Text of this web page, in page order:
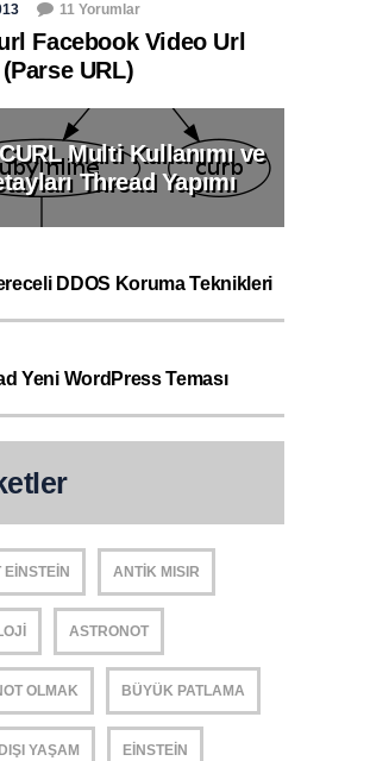
11 Yorumlar
Facebook Video Url
URL)
Multi Kullanımı ve
Thread Yapımı
DDOS Koruma Teknikleri
Yeni WordPress Teması
ANTIK MISIR
ASTRONOT
OLMAK BÜYÜK PATLAMA
YAŞAM EINSTEIN